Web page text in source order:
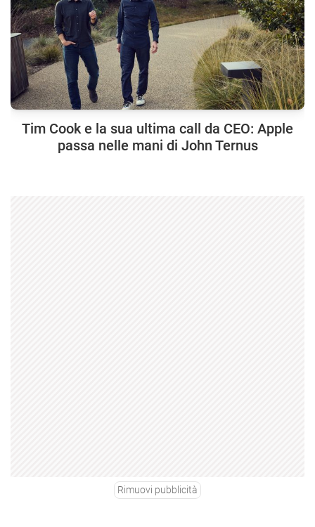
Tim Cook e la sua ultima call da CEO: Apple
passa nelle mani di John Ternus
Rimuovi pubblicità